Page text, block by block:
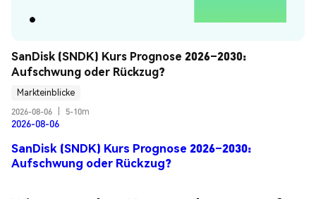
SanDisk (SNDK) Kurs Prognose 2026–2030:
Aufschwung oder Rückzug?
Markteinblicke
2026-08-06
5-10m
2026-08-06
SanDisk (SNDK) Kurs Prognose 2026–2030:
Aufschwung oder Rückzug?